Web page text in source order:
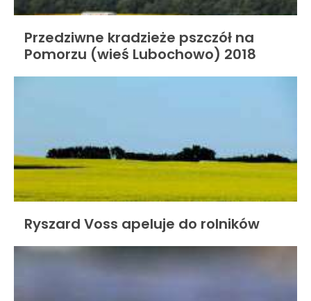
Przedziwne kradzieże pszczół na
Pomorzu (wieś Lubochowo) 2018
Ryszard Voss apeluje do rolników